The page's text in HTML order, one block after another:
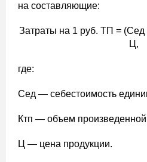
на составляющие:
Затраты на 1 руб. ТП = (Сед
Ц,
где:
Сед — себестоимость
Ктп — объем произведенной
Ц — цена продукции.